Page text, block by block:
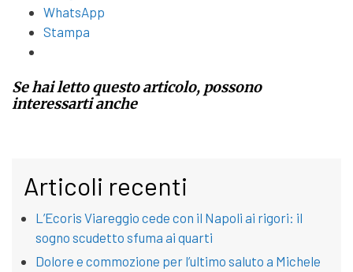
WhatsApp
Stampa
Se hai letto questo articolo, possono
interessarti anche
Articoli recenti
L’Ecoris Viareggio cede con il Napoli ai rigori: il
sogno scudetto sfuma ai quarti
Dolore e commozione per l’ultimo saluto a Michele